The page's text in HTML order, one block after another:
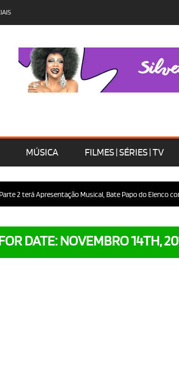
MÚSICA FILMES | SÉRIES | TV
2 terá Apresentação Musical, Bate Papo do Elenco
DATE: NOVEMBRO 14TH,